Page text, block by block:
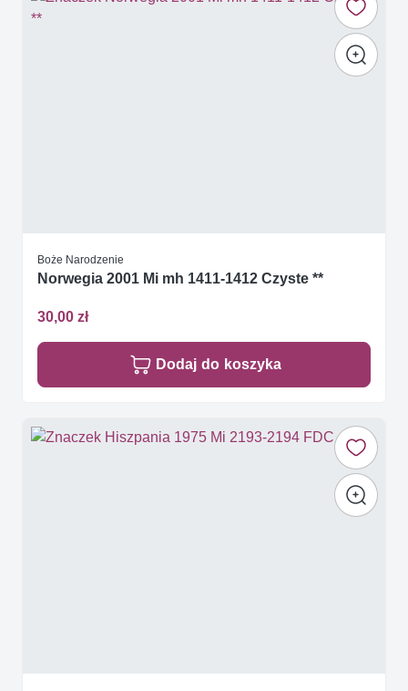
Boże Narodzenie
Norwegia 2001 Mi mh 1411-1412 Czyste **
30,00 zł
Dodaj do koszyka